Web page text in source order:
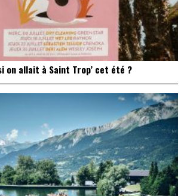
on allait à Saint Trop’ cet été ?